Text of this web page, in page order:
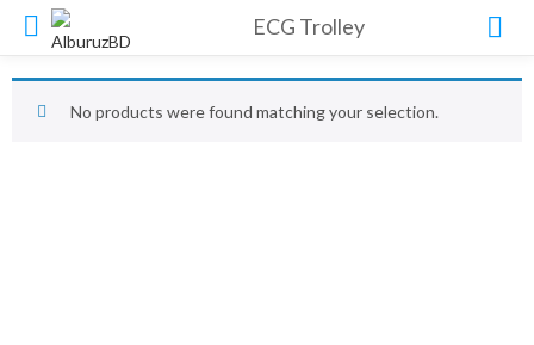
ECG Trolley
No products were found matching your selection.